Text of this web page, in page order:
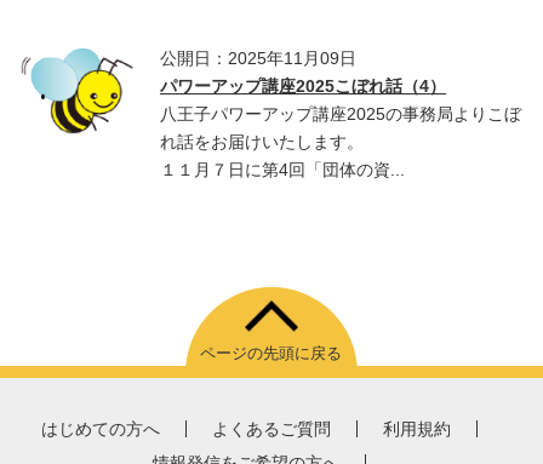
公開日：2025年11月09日
パワーアップ講座2025こぼれ話（4）
八王子パワーアップ講座2025の事務局よりこぼ
れ話をお届けいたします。
１１月７日に第4回「団体の資...
ページの先頭に戻る
はじめての方へ よくあるご質問
利用規約